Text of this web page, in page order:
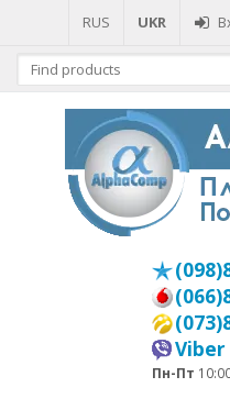
RUS UKR
Viber
Пн-Пт